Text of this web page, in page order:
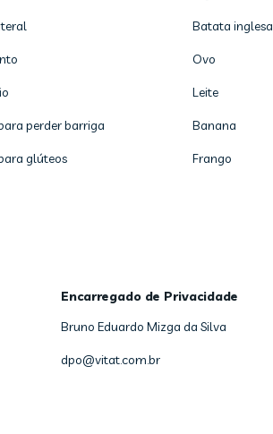
perder barriga
glúteos
Batata inglesa
Ovo
Leite
Banana
Frango
Encarregado de Privacidade
Bruno Eduardo Mizga da Silva
dpo@vitat.com.br